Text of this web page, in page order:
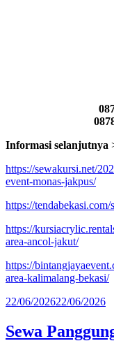
Informasi selanjutnya
https://sewakursi.net/
event-monas-jakpus/
https://
https://
area-ancol-jakut/
https://
area-kalimalang-bekasi/
Diposkan
22/06/202622/06/2026
Sewa